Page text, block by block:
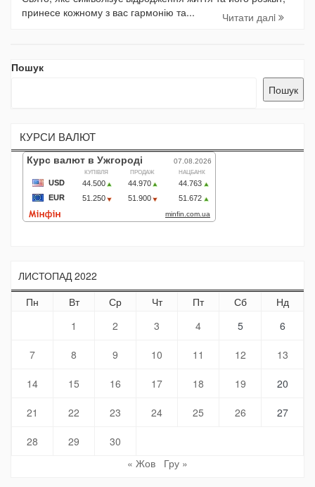
принесе кожному з вас гармонію та...
Читати далi
Пошук
Пошук
КУРСИ ВАЛЮТ
ЛИСТОПАД 2022
Пн
Вт Ср Чт Пт Сб
Нд
1
2 3 4 5 6
7 8 9 10 11 12 13
14 15 16 17 18 19 20
21 22 23 24 25 26 27
28 29
30
« Жов
Гру »